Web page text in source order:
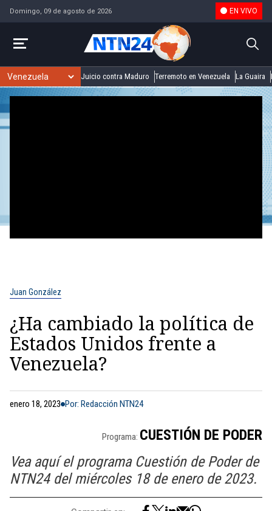
Domingo, 09 de agosto de 2026 EN VIVO
Juicio contra Maduro Terremoto en Venezuela La Guaira
Juan González
¿Ha cambiado la política de
Estados Unidos frente a
Venezuela?
enero 18, 2023 Por: Redacción NTN24
Programa: CUESTIÓN DE PODER
Vea aquí el programa Cuestión de Poder de
NTN24 del miércoles 18 de enero de 2023.